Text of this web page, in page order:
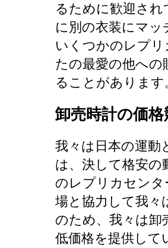
るために歓迎さ
に別の衣装にマ
いくつかのレプ
たの最愛の他へ
ることがあります
卸売時計の価
我々は日本の運動
は、決して格安の
のレプリカセン
場と協力して我々
のため、我々は卸
低価格を提供して